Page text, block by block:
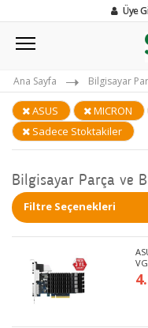
Üye
Ana Sayfa Bilgisayar
ASUS MICRON
Sadece Stoktakiler
Bilgisayar Parça ve
Filtre Seçenekleri